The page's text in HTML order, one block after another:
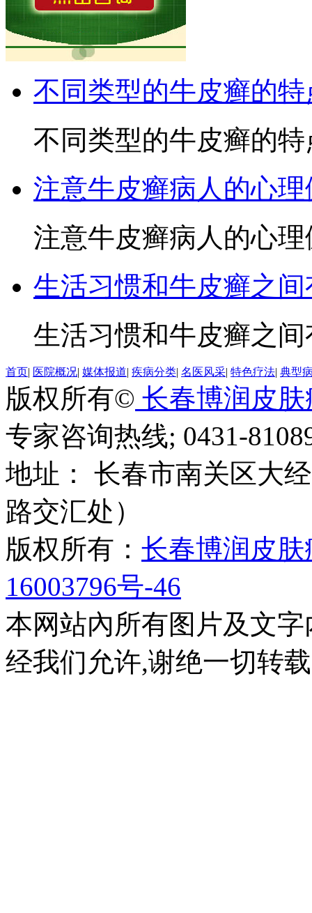
不同类型的牛皮癣的特
不同类型的牛皮癣的
注意牛皮癣病人的心理
注意牛皮癣病人的心
生活习惯和牛皮癣之间
生活习惯和牛皮癣之
首页| 医院概况| 媒体报道| 疾病分类| 名医风采| 特色疗法| 典型
版权所有© 长春博润皮
专家咨询热线; 0431-
地址： 长春市南关区大
路交汇处）
版权所有： 长春博润皮肤
16003796号-46
本网站內所有图片及文
经我们允许,谢绝一切转载